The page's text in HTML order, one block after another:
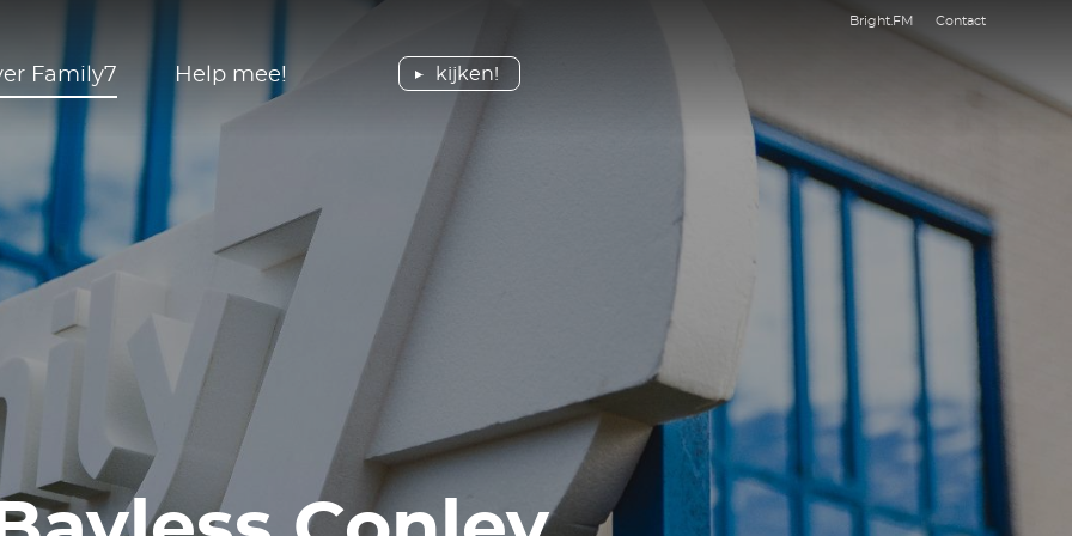
Bright.FM Contact
Family7
Vacatures
Vrijwilligers
Persberichten
Beeldbank
Perscontact
Family7 op tv ontvangen
Help mee!
Word vrijwilliger
Collecteer in je gemeente
kijken!